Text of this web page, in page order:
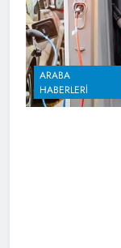
ARABA
HABERLERI